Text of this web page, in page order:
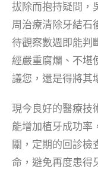
拔除而抱持疑問，
周治療清除牙結石
待觀察數週即能判
經嚴重腐爛、不堪
議您，還是得將其
現今良好的醫療技
能增加植牙成功率
關，定期的回診檢
命，避免再度患得